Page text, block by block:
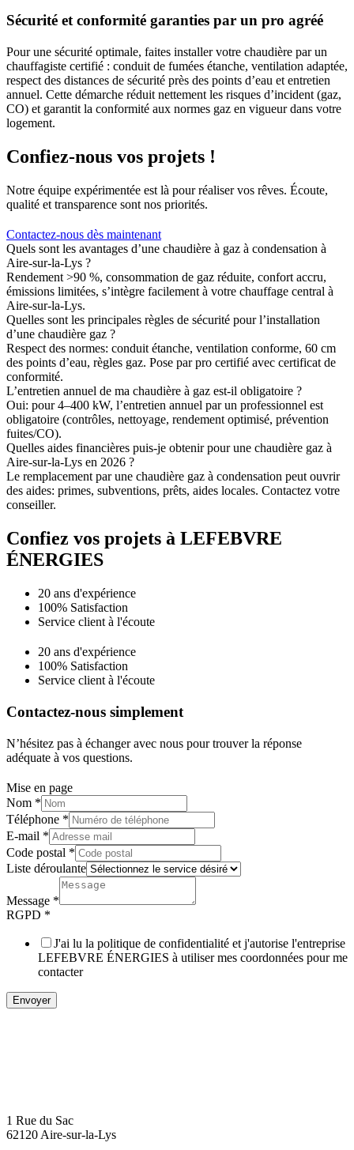
Sécurité et conformité garanties par un pro agréé
Pour une sécurité optimale, faites installer votre chaudière par un
chauffagiste certifié : conduit de fumées étanche, ventilation adaptée,
respect des distances de sécurité près des points d’eau et entretien
annuel. Cette démarche réduit nettement les risques d’incident (gaz,
CO) et garantit la conformité aux normes gaz en vigueur dans votre
logement.
Confiez-nous vos projets !
Notre équipe expérimentée est là pour réaliser vos rêves. Écoute,
qualité et transparence sont nos priorités.
Contactez-nous dès maintenant
Quels sont les avantages d’une chaudière à gaz à condensation à
Aire-sur-la-Lys ?
Rendement >90 %, consommation de gaz réduite, confort accru,
émissions limitées, s’intègre facilement à votre chauffage central à
Aire‑sur‑la‑Lys.
Quelles sont les principales règles de sécurité pour l’installation
d’une chaudière gaz ?
Respect des normes: conduit étanche, ventilation conforme, 60 cm
des points d’eau, règles gaz. Pose par pro certifié avec certificat de
conformité.
L’entretien annuel de ma chaudière à gaz est-il obligatoire ?
Oui: pour 4–400 kW, l’entretien annuel par un professionnel est
obligatoire (contrôles, nettoyage, rendement optimisé, prévention
fuites/CO).
Quelles aides financières puis-je obtenir pour une chaudière gaz à
Aire-sur-la-Lys en 2026 ?
Le remplacement par une chaudière gaz à condensation peut ouvrir
des aides: primes, subventions, prêts, aides locales. Contactez votre
conseiller.
Confiez vos projets à LEFEBVRE
ÉNERGIES
20 ans d'expérience
100% Satisfaction
Service client à l'écoute
20 ans d'expérience
100% Satisfaction
Service client à l'écoute
Contactez-nous simplement
N’hésitez pas à échanger avec nous pour trouver la réponse
adéquate à vos questions.
Mise en page
Nom *
Téléphone *
E-mail *
Code postal *
Liste déroulante
Message *
RGPD *
J'ai lu la politique de confidentialité et j'autorise l'entreprise
LEFEBVRE ÉNERGIES à utiliser mes coordonnées pour me
contacter
Envoyer
1 Rue du Sac
62120 Aire-sur-la-Lys